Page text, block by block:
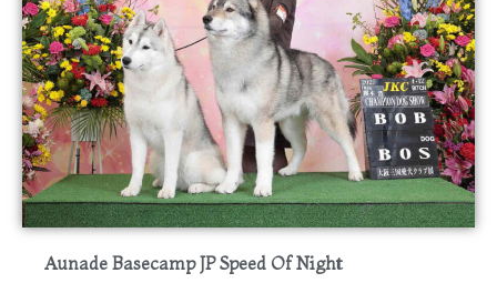
Aunade Basecamp JP Speed Of Night